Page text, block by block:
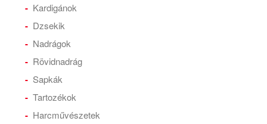
Kardigánok
Dzsekik
Nadrágok
Rövidnadrág
Sapkák
Tartozékok
Harcművészetek